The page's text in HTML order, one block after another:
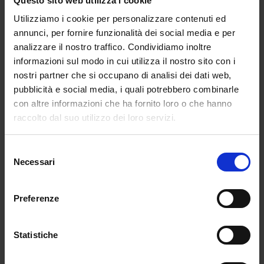
Utilizziamo i cookie per personalizzare contenuti ed
annunci, per fornire funzionalità dei social media e per
analizzare il nostro traffico. Condividiamo inoltre
informazioni sul modo in cui utilizza il nostro sito con i
nostri partner che si occupano di analisi dei dati web,
pubblicità e social media, i quali potrebbero combinarle
con altre informazioni che ha fornito loro o che hanno
raccolto dal suo utilizzo dei loro servizi.
delNecessari
Preferenze
Statistiche
immessi in ruolo sono stati 1. 657 a fronte dei
21.453 posti vacanti.
La soluzione della trasformazione degli
organici di fatto in quelli di diritto, sembra
un’utopia, basta pensare che la rimodulazione
degli organici di diritto sul sostegno è bloccata
al 2006, inoltre i posti messi a disposizione per
le immissioni in ruolo, così come quelli delle
Università per conseguire il titolo di
sempre irrisori rispetto al reale fabbisogno. E
si continua a ledere il diritto alla continuità
provvisorie i docenti di ruolo senza il titolo di